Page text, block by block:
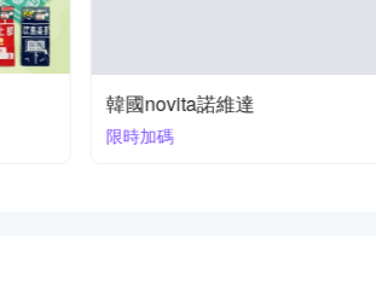
韓國novita諾維達
限時加碼